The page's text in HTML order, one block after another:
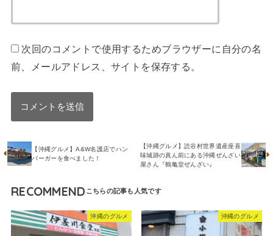
次回のコメントで使用するためブラウザーに自分の名
前、メールアドレス、サイトを保存する。
【沖縄グルメ】A&W名護店でハン
バーガーを食べました！
【沖縄グルメ】読谷村世界遺産座喜
味城跡の真ん前にある沖縄ぜんざい
屋さん『鶴亀堂ぜんざい』
RECOMMEND
沖縄のグルメ 沖縄のグルメ